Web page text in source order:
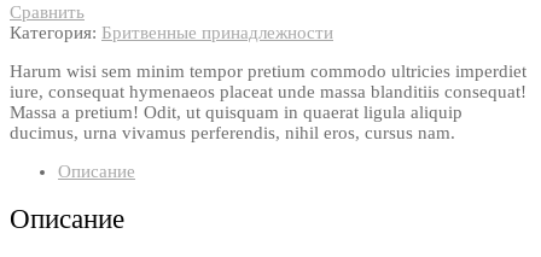
Сравнить
Категория: Бритвенные принадлежности
Harum wisi sem minim tempor pretium commodo ultricies imperdiet
iure, consequat hymenaeos placeat unde massa blanditiis consequat!
Massa a pretium! Odit, ut quisquam in quaerat ligula aliquip
ducimus, urna vivamus perferendis, nihil eros, cursus nam.
Описание
Описание